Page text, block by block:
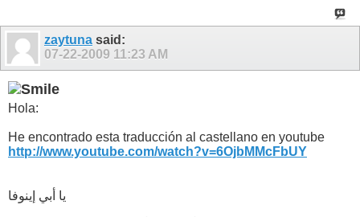
zaytuna said:
07-22-2009 11:23 AM
Hola:
He encontrado esta traducción al castellano en youtube
http://www.youtube.com/watch?v=6OjbMMcFbUY
يا أبي إينوفا